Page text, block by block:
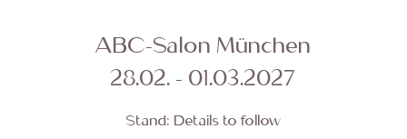
ABC-Salon München
28.02. - 01.03.2027
Stand: Details to follow